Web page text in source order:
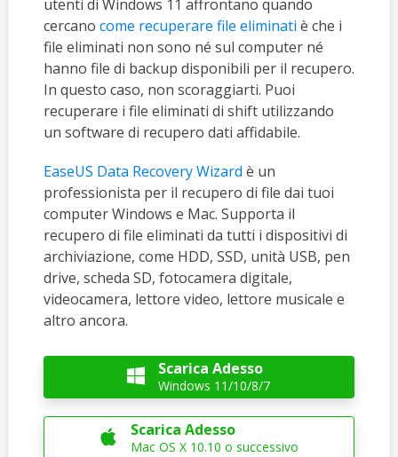
utenti di Windows 11 affrontano quando
cercano come recuperare file eliminati è che i
file eliminati non sono né sul computer né
hanno file di backup disponibili per il recupero.
In questo caso, non scoraggiarti. Puoi
recuperare i file eliminati di shift utilizzando
un software di recupero dati affidabile.
EaseUS Data Recovery Wizard è un
professionista per il recupero di file dai tuoi
computer Windows e Mac. Supporta il
recupero di file eliminati da tutti i dispositivi di
archiviazione, come HDD, SSD, unità USB, pen
drive, scheda SD, fotocamera digitale,
videocamera, lettore video, lettore musicale e
altro ancora.
 Scarica Adesso
Windows 11/10/8/7
 Scarica Adesso
Mac OS X 10.10 o successivo